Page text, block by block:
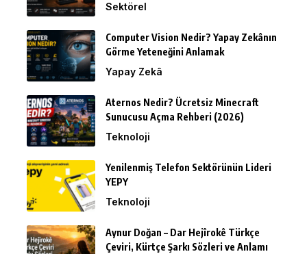
Sektörel
Computer Vision Nedir? Yapay Zekânın
Görme Yeteneğini Anlamak
Yapay Zekâ
Aternos Nedir? Ücretsiz Minecraft
Sunucusu Açma Rehberi (2026)
Teknoloji
Yenilenmiş Telefon Sektörünün Lideri
YEPY
Teknoloji
Aynur Doğan – Dar Hejîrokê Türkçe
Çeviri, Kürtçe Şarkı Sözleri ve Anlamı